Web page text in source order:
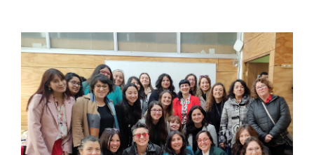
Formación Continua
Estudiantes
Académicos
Funcionarios